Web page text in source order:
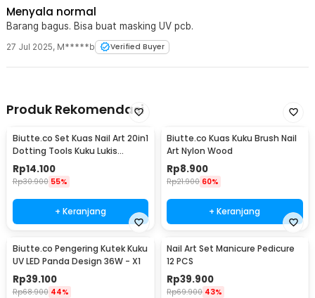
Menyala normal
Barang bagus. Bisa buat masking UV pcb.
27 Jul 2025, M*****b Verified Buyer
Produk Rekomendasi
Biutte.co Set Kuas Nail Art 20in1
Dotting Tools Kuku Lukis
Profesional - X-19
Rp14.100
Rp30.900 55%
+ Keranjang
Biutte.co Kuas Kuku Brush Nail
Art Nylon Wood
Rp8.900
Rp21.900 60%
+ Keranjang
Biutte.co Pengering Kutek Kuku
UV LED Panda Design 36W - X1
Rp39.100
Rp68.900 44%
Nail Art Set Manicure Pedicure
12 PCS
Rp39.900
Rp69.900 43%